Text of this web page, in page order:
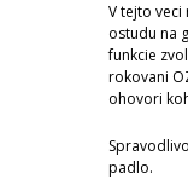
V tejto veci
ostudu na
funkcie
rokovani
ohovori
padlo.